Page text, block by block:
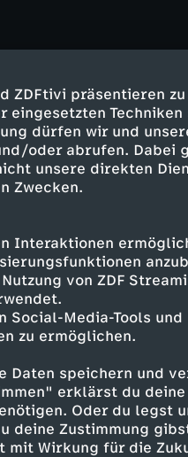
ZDFtivi präsentieren
eingesetzten
dürfen wir und
oder abrufen. Dabei
unsere direkten
Zwecken.
Interaktionen
von ZDF
Social-Media-Tools
zu ermöglichen.
Daten speichern und
erklärst du deine
Oder du legst
deine Zustimmung
mit Wirkung für die